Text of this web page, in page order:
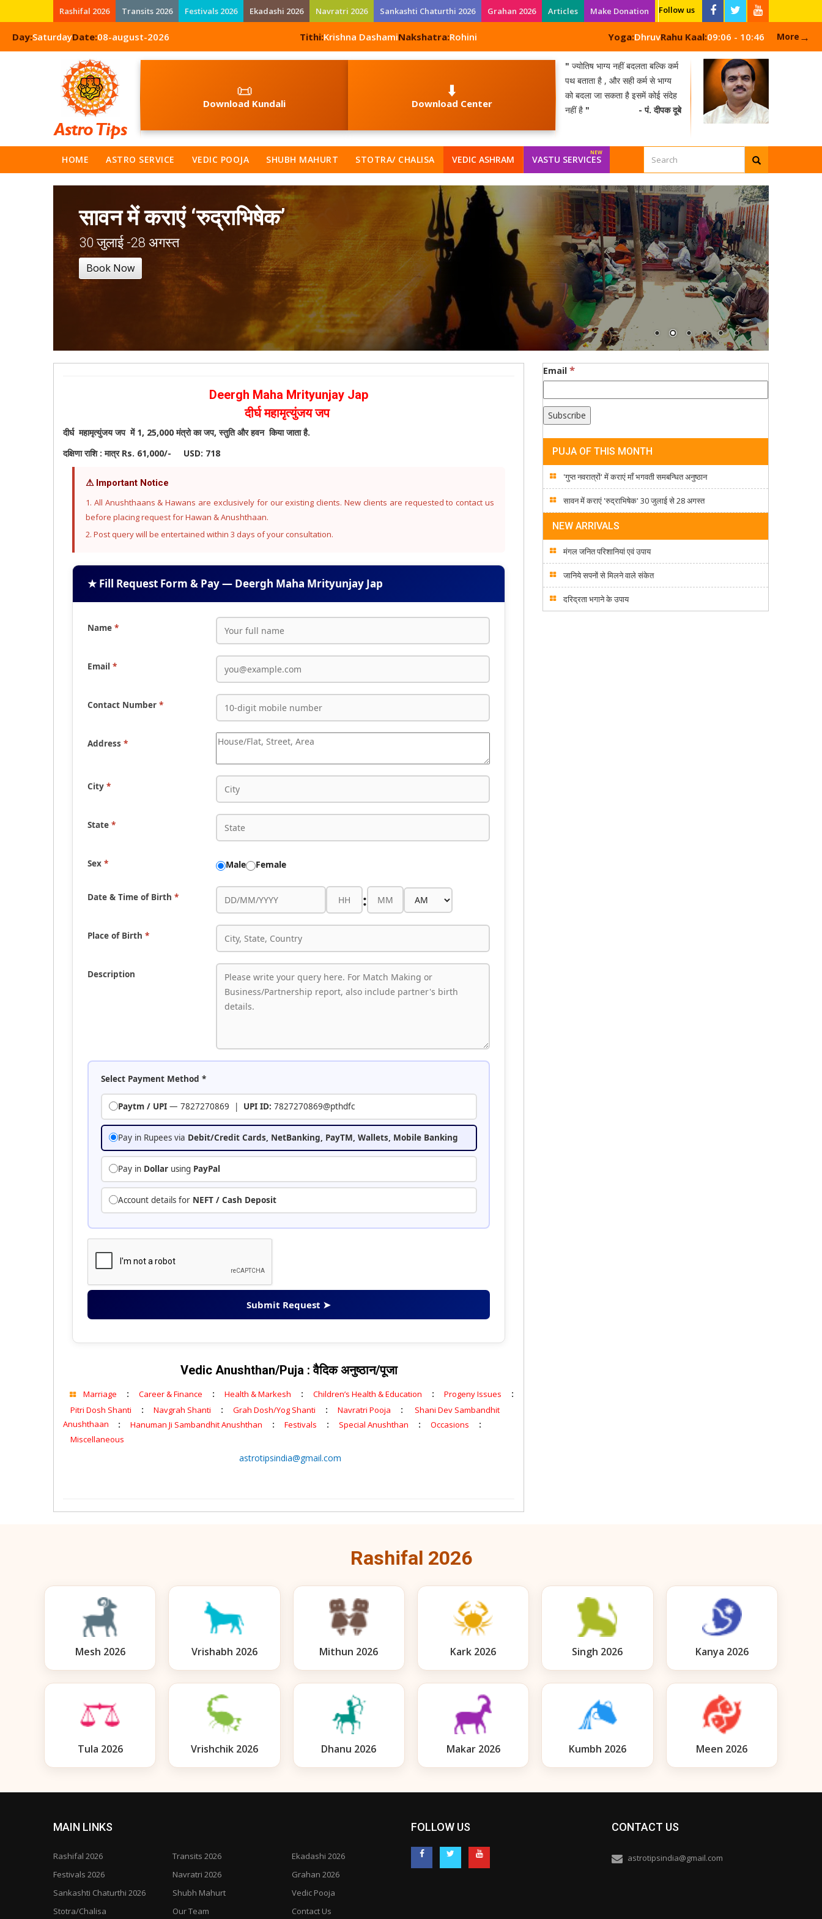
Rashifal 2026 Transits 2026 Festivals 2026 Ekadashi 2026 Navratri 2026 Sankashti Chaturthi 2026 Grahan 2026 Articles Make Donation Follow us
Day:SaturdayDate:08-august-2026 Tithi:Krishna DashamiNakshatra:Rohini Yoga:DhruvRahu Kaal:09:06 - 10:46 More →
📜
Download Kundali
⬇️
Download Center
" ज्योतिष भाग्य नहीं बदलता बल्कि कर्म
पथ बताता है , और सही कर्म से भाग्य
को बदला जा सकता है इसमें कोई संदेह
नहीं है " - पं. दीपक दूबे
HOME ASTRO SERVICE VEDIC POOJA SHUBH MAHURT STOTRA/ CHALISA VEDIC ASHRAM VASTU SERVICES
सावन में कराएं ‘रुद्राभिषेक’
30 जुलाई -28 अगस्त
Book Now
Deergh Maha Mrityunjay Jap
दीर्घ महामृत्युंजय जप
दीर्घ महामृत्युंजय जप में 1, 25,000 मंत्रो का जप, स्तुति और हवन किया जाता है.
दक्षिणा राशि : मात्र Rs. 61,000/- USD: 718
⚠ Important Notice
1. All Anushthaans & Hawans are exclusively for our existing clients. New clients are requested to contact us
before placing request for Hawan & Anushthaan.
2. Post query will be entertained within 3 days of your consultation.
★ Fill Request Form & Pay — Deergh Maha Mrityunjay Jap
Name *
Email *
Contact Number *
Address *
City *
State *
Sex * Male Female
Date & Time of Birth * :
Place of Birth *
Description
Select Payment Method *
Paytm / UPI — 7827270869 | UPI ID: 7827270869@pthdfc
Pay in Rupees via Debit/Credit Cards, NetBanking, PayTM, Wallets, Mobile Banking
Pay in Dollar using PayPal
Account details for NEFT / Cash Deposit
Submit Request ➤
Vedic Anushthan/Puja : वैदिक अनुष्ठान/पूजा
Marriage : Career & Finance : Health & Markesh : Children’s Health & Education : Progeny Issues :
Pitri Dosh Shanti : Navgrah Shanti : Grah Dosh/Yog Shanti : Navratri Pooja : Shani Dev Sambandhit
Anushthaan : Hanuman Ji Sambandhit Anushthan : Festivals : Special Anushthan : Occasions :
Miscellaneous
astrotipsindia@gmail.com
Email *
PUJA OF THIS MONTH
'गुप्त नवरात्रों' में कराएं माँ भगवती समबन्धित अनुष्ठान
सावन में कराएं 'रुद्राभिषेक' 30 जुलाई से 28 अगस्त
NEW ARRIVALS
मंगल जनित परिशानियां एवं उपाय
जानिये सपनों से मिलने वाले संकेत
दरिद्रता भगाने के उपाय
Rashifal 2026
Mesh 2026 Vrishabh 2026 Mithun 2026 Kark 2026 Singh 2026 Kanya 2026
Tula 2026 Vrishchik 2026 Dhanu 2026 Makar 2026 Kumbh 2026 Meen 2026
MAIN LINKS
Rashifal 2026 Transits 2026
Ekadashi 2026
Festivals 2026
Navratri 2026
Grahan 2026
Sankashti Chaturthi 2026
Shubh Mahurt
Vedic Pooja
Stotra/Chalisa
Our Team Contact Us
FOLLOW US CONTACT US
astrotipsindia@gmail.com